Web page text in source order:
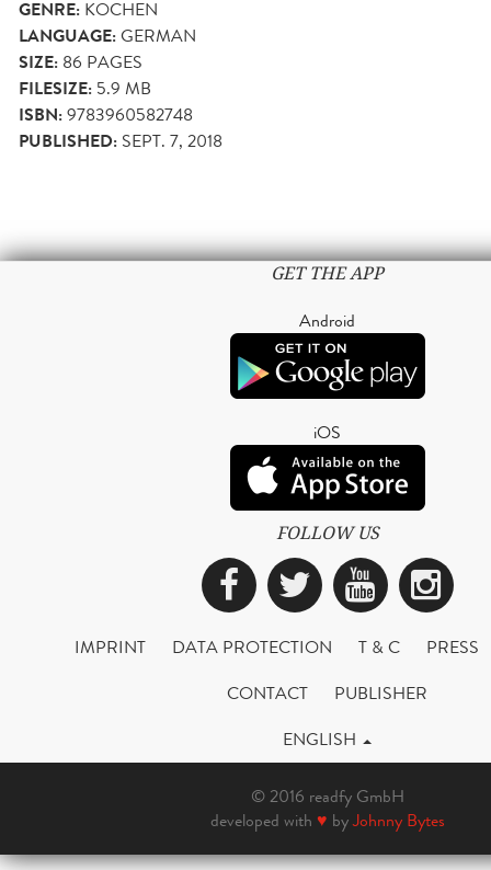
GENRE: KOCHEN
LANGUAGE:GERMAN
SIZE: 86 PAGES
FILESIZE: 5.9 MB
ISBN:9783960582748
PUBLISHED: SEPT. 7, 2018
GET THE APP
Android
iOS
FOLLOW US
Facebook
Twitter
IMPRINT DATA PROTECTION T & C
PRESS
CONTACT
PUBLISHER
ENGLISH
© 2016 readfy GmbH
developed with ♥ byJohnny Bytes